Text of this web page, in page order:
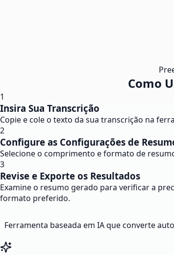
Como
1
Insira Sua Transcrição
Copie e cole o texto da sua transcrição na
2
Configure as Configurações de
Selecione o comprimento e formato de
3
Revise e Exporte os Resultados
Examine o resumo gerado para verificar a
formato preferido.
Ferramenta baseada em IA que converte